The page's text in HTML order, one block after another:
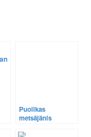
Puolikas
metsäjänis
näyttämölle